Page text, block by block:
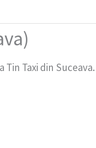
Taxi din Suceava.